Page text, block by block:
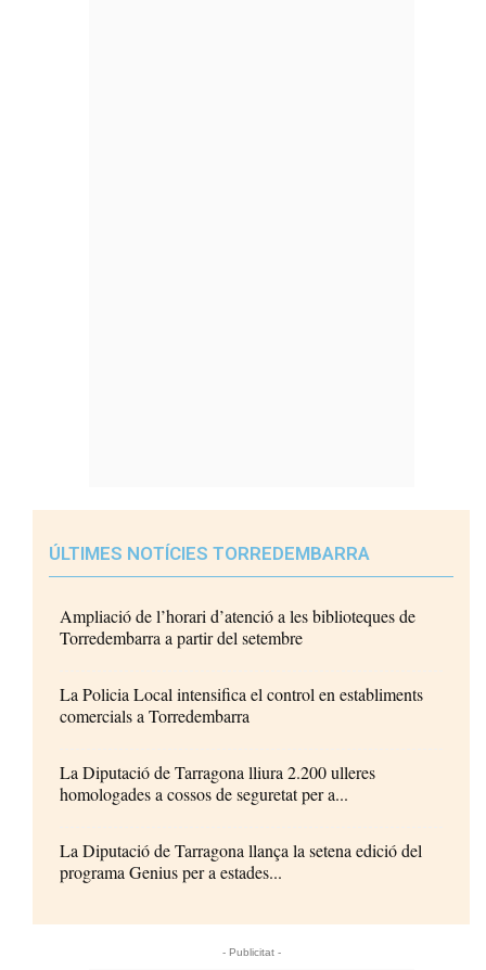
ÚLTIMES NOTÍCIES TORREDEMBARRA
Ampliació de l’horari d’atenció a les biblioteques de
Torredembarra a partir del setembre
La Policia Local intensifica el control en establiments
comercials a Torredembarra
La Diputació de Tarragona lliura 2.200 ulleres
homologades a cossos de seguretat per a...
La Diputació de Tarragona llança la setena edició del
programa Genius per a estades...
- Publicitat -